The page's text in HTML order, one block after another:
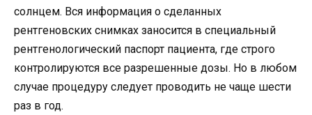
солнцем. Вся информация о сделанных
рентгеновских снимках заносится в специальный
рентгенологический паспорт пациента, где строго
контролируются все разрешенные дозы. Но в любом
случае процедуру следует проводить не чаще шести
раз в год.